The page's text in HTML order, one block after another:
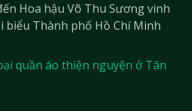
Hoa hậu Võ Thu Sương vinh
biểu Thành phố Hồ Chí Minh
quần áo thiện nguyện ở Tân